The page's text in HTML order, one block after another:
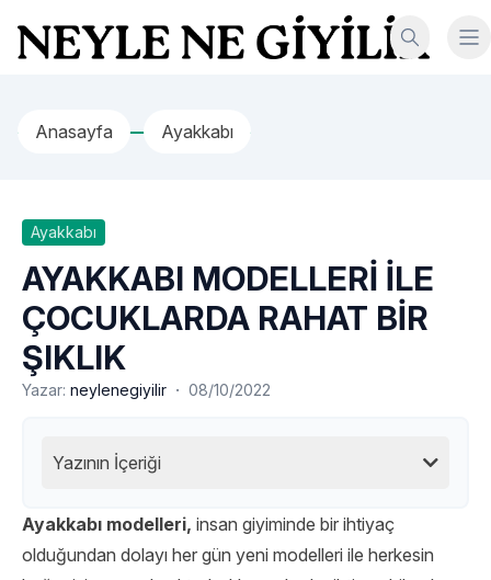
Neyle Ne Giyilir
Anasayfa Ayakkabı
Ayakkabı
AYAKKABI MODELLERİ İLE
ÇOCUKLARDA RAHAT BİR
ŞIKLIK
Yazar: neylenegiyilir · 08/10/2022
Yazının İçeriği
Ayakkabı modelleri, insan giyiminde bir ihtiyaç
olduğundan dolayı her gün yeni modelleri ile herkesin